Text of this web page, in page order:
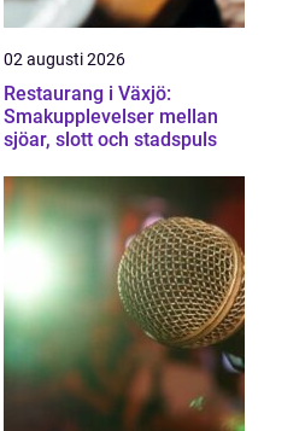
02 augusti 2026
Restaurang i Växjö:
Smakupplevelser mellan
sjöar, slott och stadspuls